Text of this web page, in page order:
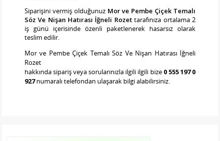
Siparişini vermiş olduğunuz Mor ve Pembe Çiçek Temalı
Söz Ve Nişan Hatırası İğneli Rozettarafınıza ortalama 2
iş günü içerisinde özenli paketlenerek hasarsız olarak
teslim edilir.
Mor ve Pembe Çiçek Temalı Söz Ve Nişan Hatırası İğneli
Rozet
hakkında sipariş veya sorularınızla ilgili ilgili bize 0 555 197 0
927numaralı telefondan ulaşarak bilgi alabilirsiniz.